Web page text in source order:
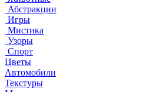
Абстракции
Игры
Мистика
Узоры
Спорт
Цветы
Автомобили
Текстуры